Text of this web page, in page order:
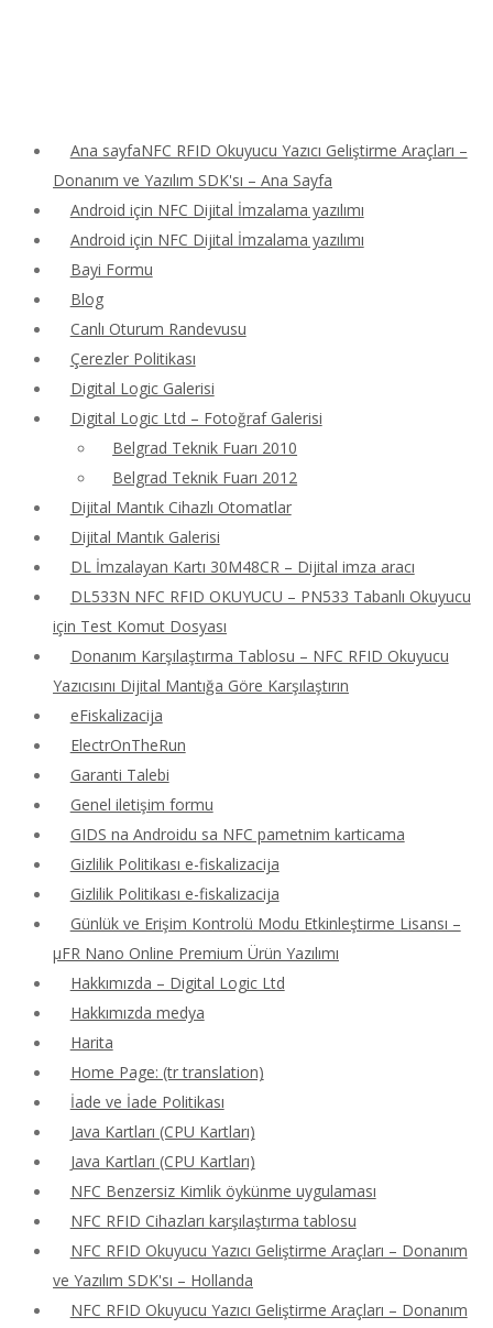
Ana sayfaNFC RFID Okuyucu Yazıcı Geliştirme Araçları –
Donanım ve Yazılım SDK'sı – Ana Sayfa
Android için NFC Dijital İmzalama yazılımı
Android için NFC Dijital İmzalama yazılımı
Bayi Formu
Blog
Canlı Oturum Randevusu
Çerezler Politikası
Digital Logic Galerisi
Digital Logic Ltd – Fotoğraf Galerisi
Belgrad Teknik Fuarı 2010
Belgrad Teknik Fuarı 2012
Dijital Mantık Cihazlı Otomatlar
Dijital Mantık Galerisi
DL İmzalayan Kartı 30M48CR – Dijital imza aracı
DL533N NFC RFID OKUYUCU – PN533 Tabanlı Okuyucu
için Test Komut Dosyası
Donanım Karşılaştırma Tablosu – NFC RFID Okuyucu
Yazıcısını Dijital Mantığa Göre Karşılaştırın
eFiskalizacija
ElectrOnTheRun
Garanti Talebi
Genel iletişim formu
GIDS na Androidu sa NFC pametnim karticama
Gizlilik Politikası e-fiskalizacija
Gizlilik Politikası e-fiskalizacija
Günlük ve Erişim Kontrolü Modu Etkinleştirme Lisansı –
μFR Nano Online Premium Ürün Yazılımı
Hakkımızda – Digital Logic Ltd
Hakkımızda medya
Harita
Home Page: (tr translation)
İade ve İade Politikası
Java Kartları (CPU Kartları)
Java Kartları (CPU Kartları)
NFC Benzersiz Kimlik öykünme uygulaması
NFC RFID Cihazları karşılaştırma tablosu
NFC RFID Okuyucu Yazıcı Geliştirme Araçları – Donanım
ve Yazılım SDK'sı – Hollanda
NFC RFID Okuyucu Yazıcı Geliştirme Araçları – Donanım